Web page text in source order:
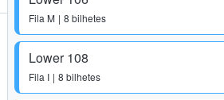
Fila M 8 bilhetes
Lower 108
Fila I 8 bilhetes